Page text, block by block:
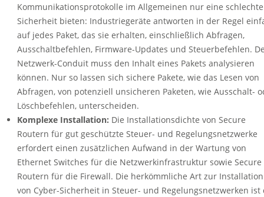
Kommunikationsprotokolle im Allgemeinen nur eine schlechte
Sicherheit bieten: Industriegeräte antworten in der Regel
auf jedes Paket, das sie erhalten, einschließlich Abfragen,
Ausschaltbefehlen, Firmware-Updates und Steuerbefehlen.
Netzwerk-Conduit muss den Inhalt eines Pakets analysieren
können. Nur so lassen sich sichere Pakete, wie das Lesen von
Abfragen, von potenziell unsicheren Paketen, wie Ausschalt-
Löschbefehlen, unterscheiden.
Komplexe Installation: Die Installationsdichte von Secure
Routern für gut geschützte Steuer- und Regelungsnetzwerke
erfordert einen zusätzlichen Aufwand in der Wartung von
Ethernet Switches für die Netzwerkinfrastruktur sowie Secure
Routern für die Firewall. Die herkömmliche Art zur Installation
von Cyber-Sicherheit in Steuer- und Regelungsnetzwerken ist